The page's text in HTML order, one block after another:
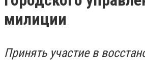
милиции
Принять участие в